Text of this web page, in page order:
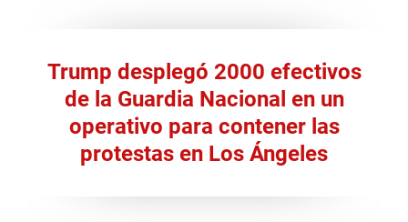
Trump desplegó 2000 efectivos
de la Guardia Nacional en un
operativo para contener las
protestas en Los Ángeles